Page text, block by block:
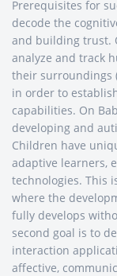
Prerequisites for
decode the
and building trust.
analyze and track
their surroundings
in order to
capabilities. On
developing and
Children have
adaptive learners,
technologies. This
where the
fully develops
second goal is to
interaction
affective,